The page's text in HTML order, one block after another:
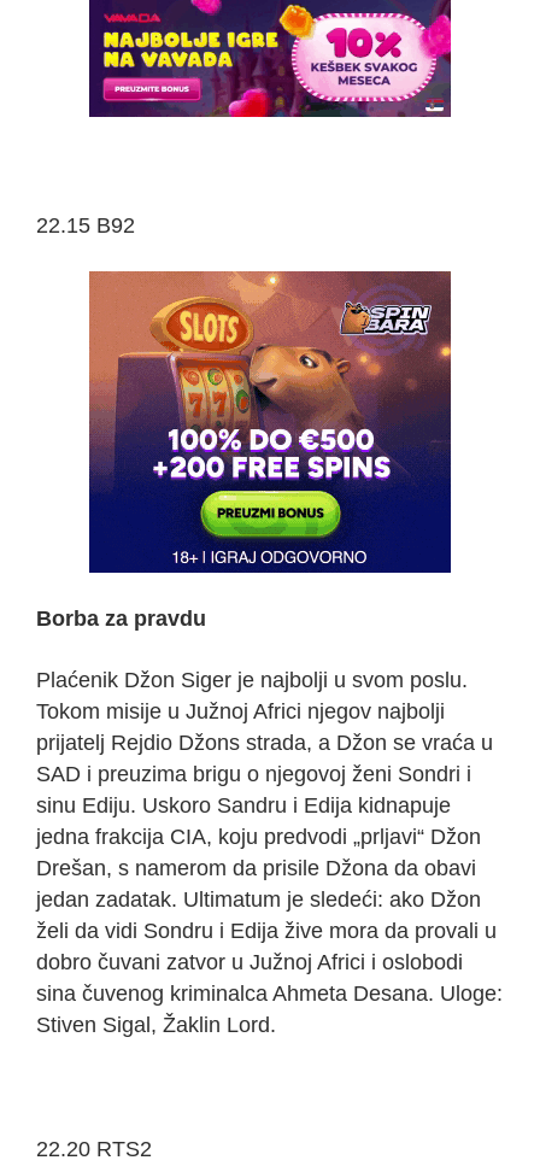
22.15 B92
Borba za pravdu
Plaćenik Džon Siger je najbolji u svom poslu.
Tokom misije u Južnoj Africi njegov najbolji
prijatelj Rejdio Džons strada, a Džon se vraća u
SAD i preuzima brigu o njegovoj ženi Sondri i
sinu Ediju. Uskoro Sandru i Edija kidnapuje
jedna frakcija CIA, koju predvodi „prljavi“ Džon
Drešan, s namerom da prisile Džona da obavi
jedan zadatak. Ultimatum je sledeći: ako Džon
želi da vidi Sondru i Edija žive mora da provali u
dobro čuvani zatvor u Južnoj Africi i oslobodi
sina čuvenog kriminalca Ahmeta Desana. Uloge:
Stiven Sigal, Žaklin Lord.
22.20 RTS2